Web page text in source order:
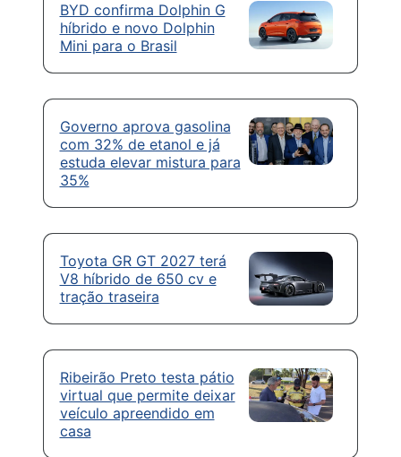
BYD confirma Dolphin G
híbrido e novo Dolphin
Mini para o Brasil
Governo aprova gasolina
com 32% de etanol e já
estuda elevar mistura para
35%
Toyota GR GT 2027 terá
V8 híbrido de 650 cv e
tração traseira
Ribeirão Preto testa pátio
virtual que permite deixar
veículo apreendido em
casa